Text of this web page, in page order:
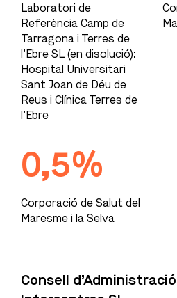
Laboratori de
Referència Camp de
Tarragona i Terres de
l’Ebre SL (en disolució):
Hospital Universitari
Sant Joan de Déu de
Reus i Clínica Terres de
l’Ebre
0,5%
Corporació de Salut del
Maresme i la Selva
Consell